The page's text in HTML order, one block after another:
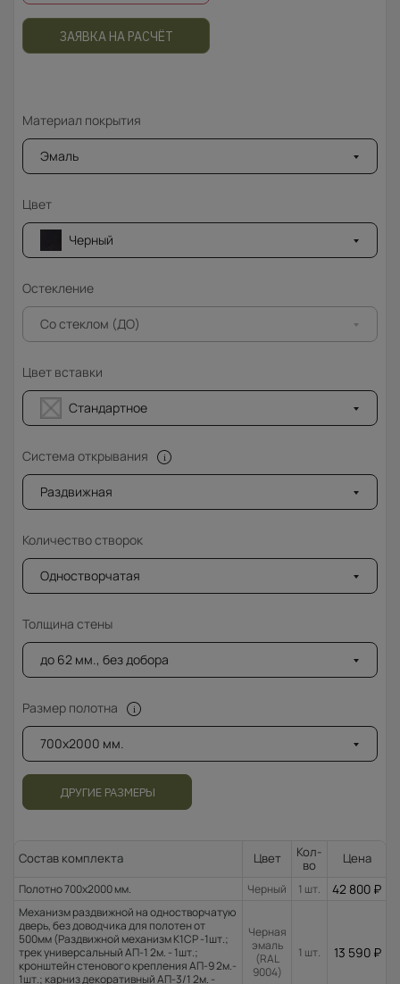
ЗАЯВКА НА РАСЧЁТ
Материал покрытия
Эмаль
Цвет
Черный
Остекление
Со стеклом (ДО)
Цвет вставки
Стандартное
Система открывания
Раздвижная
Количество створок
Одностворчатая
Толщина стены
до 62 мм., без добора
Размер полотна
700x2000 мм.
ДРУГИЕ РАЗМЕРЫ
Состав комплекта Цвет
Кол-
во
Цена
Полотно 700x2000 мм. Черный 1 шт. 42 800 ₽
Механизм раздвижной на одностворчатую
дверь, без доводчика для полотен от
500мм (Раздвижной механизм К1СР -1шт.;
трек универсальный АП-1 2м. - 1шт.;
кронштейн стенового крепления АП-9 2м.-
1шт.; карниз декоративный АП-3/1 2м. -
Черная
эмаль
(RAL
9004)
1 шт. 13 590 ₽